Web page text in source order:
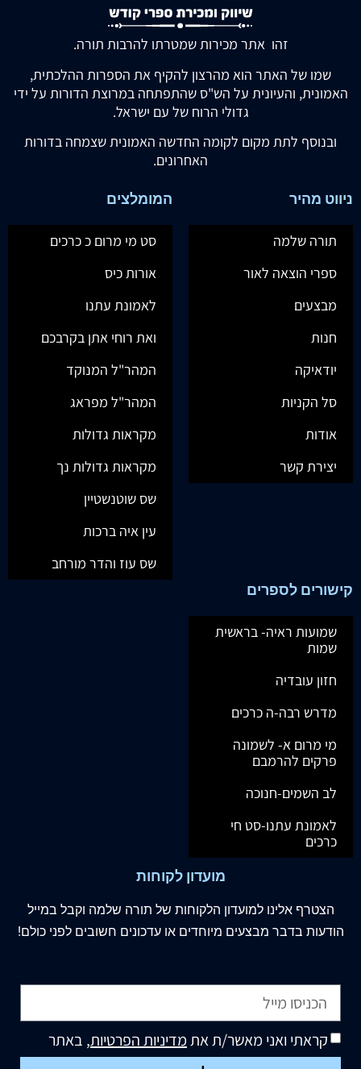
זהו אתר מכירות שמטרתו להרבות תורה.
שמו של האתר הוא מהרצון להקיף את הספרות ההלכתית,
האמונית, והעיונית על הש"ס שהתפתחה במרוצת הדורות על ידי
גדולי הרוח של עם ישראל.
ובנוסף לתת מקום לקומה החדשה האמונית שצמחה בדורות
האחרונים.
ניווט מהיר
תורה שלמה
ספרי הוצאה לאור
מבצעים
חנות
יודאיקה
סל הקניות
אודות
יצירת קשר
המומלצים
סט מי מרום כ כרכים
אורות כיס
לאמונת עתנו
ואת רוחי אתן בקרבכם
המהר"ל המנוקד
המהר"ל מפראג
מקראות גדולות
מקראות גדולות נך
שס שוטנשטיין
עין איה ברכות
שס עוז והדר מורחב
קישורים לספרים
שמועות ראיה- בראשית
שמות
חזון עובדיה
מדרש רבה-ה כרכים
מי מרום א- לשמונה
פרקים להרמבם
לב השמים-חנוכה
לאמונת עתנו-סט חי
כרכים
מועדון לקוחות
הצטרף אלינו למועדון הלקוחות של תורה שלמה וקבל במייל
הודעות בדבר מבצעים מיוחדים או עדכונים חשובים לפני כולם!
קראתי ואני מאשר/ת אתמדיניות הפרטיות, באתר